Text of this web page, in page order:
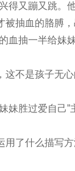
得又蹦又跳。
被抽血的胳膊
血抽一半给妹
不是孩子无
妹胜过爱自己
了什么描写方